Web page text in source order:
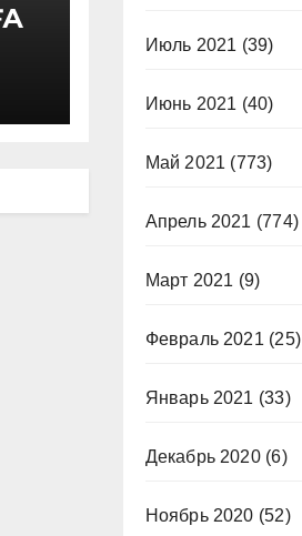
Июль 2021 (39)
Июнь 2021 (40)
Май 2021 (773)
Апрель 2021 (774)
Март 2021 (9)
Февраль 2021 (25)
Январь 2021 (33)
Декабрь 2020(6)
Ноябрь 2020 (52)